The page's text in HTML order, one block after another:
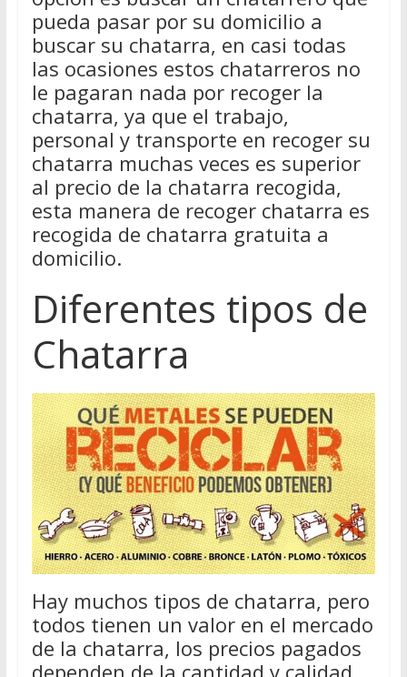
pueda pasar por su domicilio a
buscar su chatarra, en casi todas
las ocasiones estos chatarreros no
le pagaran nada por recoger la
chatarra, ya que el trabajo,
personal y transporte en recoger su
chatarra muchas veces es superior
al precio de la chatarra recogida,
esta manera de recoger chatarra es
recogida de chatarra gratuita a
domicilio.
Diferentes tipos de
Chatarra
Hay muchos tipos de chatarra, pero
todos tienen un valor en el mercado
de la chatarra, los precios pagados
dependen de la cantidad y calidad